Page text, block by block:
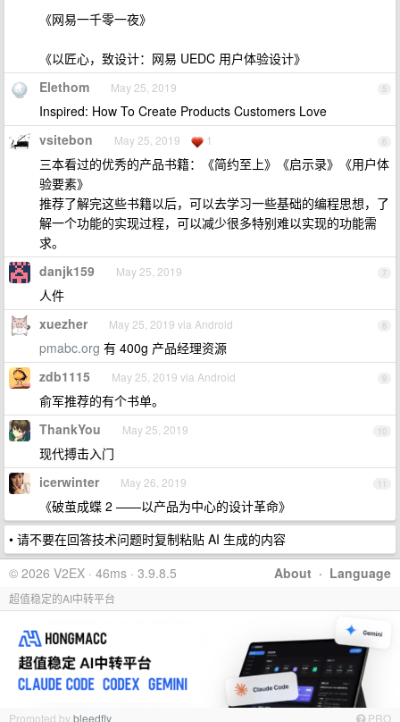
《网易一千零一夜》
《以匠心，致设计：网易 UEDC 用户体验设计》
5
Elethom May 25, 2019
Inspired: How To Create Products Customers Love
6
vsitebon May 25, 2019 1
三本看过的优秀的产品书籍：《简约至上》《启示录》《用户体
验要素》
推荐了解完这些书籍以后，可以去学习一些基础的编程思想，了
解一个功能的实现过程，可以减少很多特别难以实现的功能需
求。
7
danjk159 May 25, 2019
人件
8
xuezher May 25, 2019 via Android
pmabc.org 有 400g 产品经理资源
9
zdb1115 May 25, 2019 via Android
俞军推荐的有个书单。
10
ThankYou May 25, 2019
现代搏击入门
11
icerwinter May 26, 2019
《破茧成蝶 2 ——以产品为中心的设计革命》
• 请不要在回答技术问题时复制粘贴 AI 生成的内容
About · Language
© 2026 V2EX · 46ms · 3.9.8.5
超值稳定的AI中转平台
Promoted bybleedfly PRO